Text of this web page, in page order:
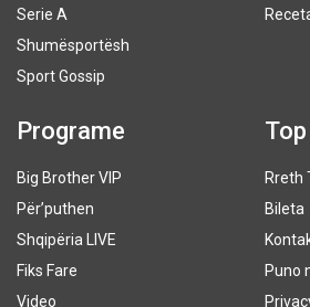
Serie A
Shumësportësh
Sport Gossip
Programe
Big Brother VIP
Për’puthen
Shqipëria LIVE
Fiks Fare
Video
Rreth
Bileta
Puno